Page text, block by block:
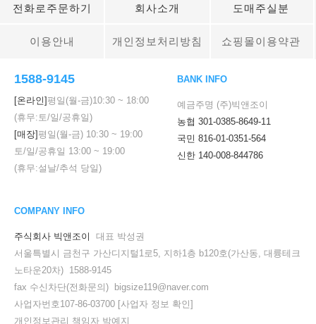
페이코 ID로 페
PAYCO 바로구매
전화로주문하기 회사소개 도매주실분
이용안내 개인정보처리방침 쇼핑몰이용약관
1588-9145
[온라인]평일(월-금)10:30 ~ 18:00
(휴무:토/일/공휴일)
[매장]평일(월-금) 10:30 ~ 19:00
토/일/공휴일 13:00 ~ 19:00
(휴무:설날/추석 당일)
BANK INFO
예금주명 (주)빅앤조이
농협 301-0385-8649-11
국민 816-01-0351-564
신한 140-008-844786
COMPANY INFO
주식회사 빅앤조이
대표 박성권
서울특별시 금천구 가산디지털1로5, 지하1층 b120호(가산동, 대륭테크
노타운20차) 1588-9145
fax 수신차단(전화문의) bigsize119@naver.com
사업자번호107-86-03700 [사업자 정보 확인]
개인정보관리 책임자 박예지